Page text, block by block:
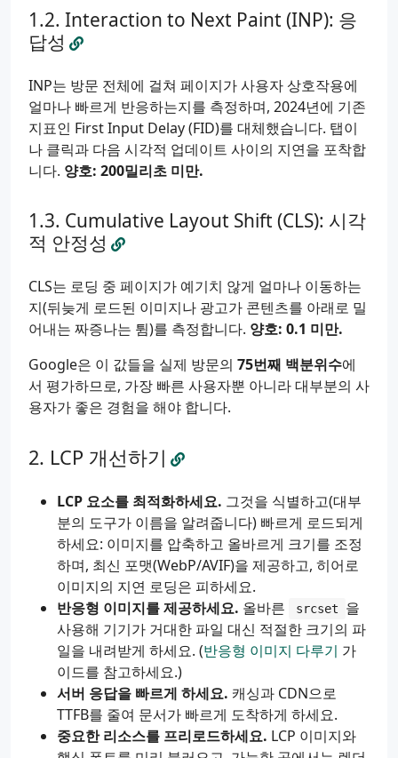
Interaction to Next Paint (INP): 응
답성
INP는 방문 전체에 걸쳐 페이지가 사용자 상호작용에
얼마나 빠르게 반응하는지를 측정하며, 2024년에 기존
지표인 First Input Delay (FID)를 대체했습니다. 탭이
나 클릭과 다음 시각적 업데이트 사이의 지연을 포착합
니다. 양호: 200밀리초 미만.
Cumulative Layout Shift (CLS): 시각
적 안정성
CLS는 로딩 중 페이지가 예기치 않게 얼마나 이동하는
지(뒤늦게 로드된 이미지나 광고가 콘텐츠를 아래로 밀
어내는 짜증나는 튐)를 측정합니다. 양호: 0.1 미만.
Google은 이 값들을 실제 방문의 75번째 백분위수에
서 평가하므로, 가장 빠른 사용자뿐 아니라 대부분의 사
용자가 좋은 경험을 해야 합니다.
LCP 개선하기
LCP 요소를 최적화하세요. 그것을 식별하고(대부
분의 도구가 이름을 알려줍니다) 빠르게 로드되게
하세요: 이미지를 압축하고 올바르게 크기를 조정
하며, 최신 포맷(WebP/AVIF)을 제공하고, 히어로
이미지의 지연 로딩은 피하세요.
반응형 이미지를 제공하세요. 올바른 srcset
을
사용해 기기가 거대한 파일 대신 적절한 크기의 파
일을 내려받게 하세요. (반응형 이미지 다루기 가
이드를 참고하세요.)
서버 응답을 빠르게 하세요. 캐싱과 CDN으로
TTFB를 줄여 문서가 빠르게 도착하게 하세요.
중요한 리소스를 프리로드하세요. LCP 이미지와